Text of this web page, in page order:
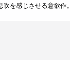
を感じさせる意欲作。